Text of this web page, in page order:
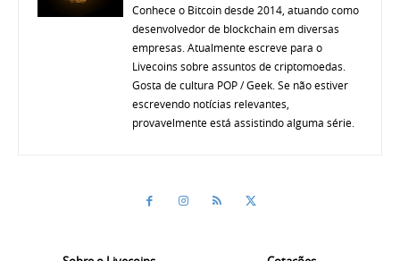
Conhece o Bitcoin desde 2014, atuando como
desenvolvedor de blockchain em diversas
empresas. Atualmente escreve para o
Livecoins sobre assuntos de criptomoedas.
Gosta de cultura POP / Geek. Se não estiver
escrevendo notícias relevantes,
provavelmente está assistindo alguma série.